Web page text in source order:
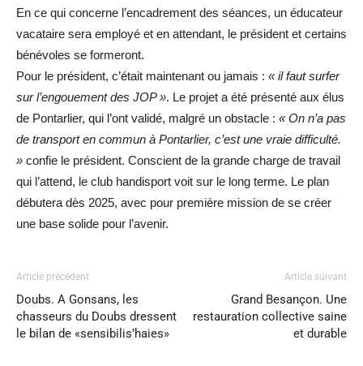
En ce qui concerne l’encadrement des séances, un éducateur
vacataire sera employé et en attendant, le président et certains
bénévoles se formeront.
Pour le président, c’était maintenant ou jamais : « il faut surfer
sur l’engouement des JOP ». Le projet a été présenté aux élus
de Pontarlier, qui l’ont validé, malgré un obstacle : « On n’a pas
de transport en commun à Pontarlier, c’est une vraie difficulté.
» confie le président. Conscient de la grande charge de travail
qui l’attend, le club handisport voit sur le long terme. Le plan
débutera dès 2025, avec pour première mission de se créer
une base solide pour l’avenir.
Article précédent
Doubs. A Gonsans, les
chasseurs du Doubs dressent
le bilan de «sensibilis’haies»
Article suivant
Grand Besançon. Une
restauration collective saine
et durable